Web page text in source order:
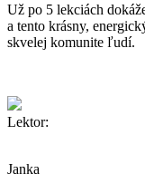
Už po 5 lekciách
a tento krásny,
skvelej komunite ľudí.
Lektor:
Janka